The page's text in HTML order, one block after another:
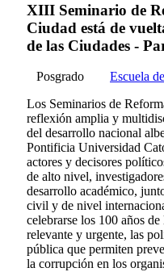
XIII Seminario de
Ciudad está de
de las Ciudades -
Posgrado
Escuela
Los Seminarios de
reflexión amplia y
del desarrollo nacional
Pontificia Universidad
actores y decisores
de alto nivel,
desarrollo académico,
civil y de nivel
celebrarse los 100 años
relevante y urgente, las
pública que permiten
la corrupción en los